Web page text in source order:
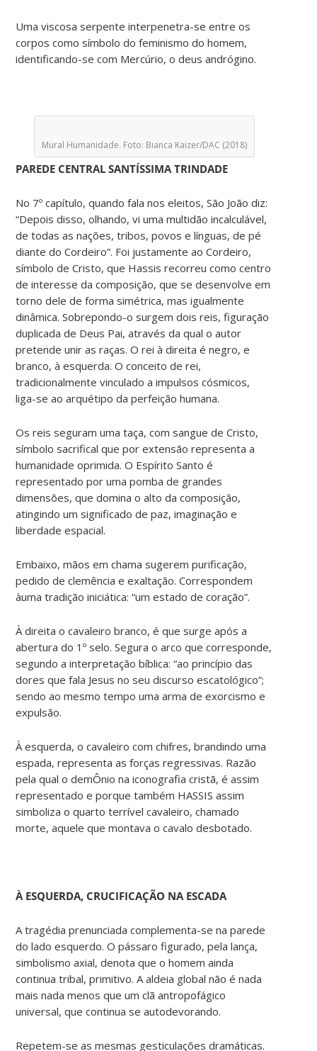
Uma viscosa serpente interpenetra-se entre os
corpos como símbolo do feminismo do homem,
identificando-se com Mercúrio, o deus andrógino.
Mural Humanidade. Foto: Bianca Kaizer/DAC (2018)
PAREDE CENTRAL SANTÍSSIMA TRINDADE
No 7º capítulo, quando fala nos eleitos, São João diz:
“Depois disso, olhando, vi uma multidão incalculável,
de todas as nações, tribos, povos e línguas, de pé
diante do Cordeiro”. Foi justamente ao Cordeiro,
símbolo de Cristo, que Hassis recorreu como centro
de interesse da composição, que se desenvolve em
torno dele de forma simétrica, mas igualmente
dinâmica. Sobrepondo-o surgem dois reis, figuração
duplicada de Deus Pai, através da qual o autor
pretende unir as raças. O rei à direita é negro, e
branco, à esquerda. O conceito de rei,
tradicionalmente vinculado a impulsos cósmicos,
liga-se ao arquétipo da perfeição humana.
Os reis seguram uma taça, com sangue de Cristo,
símbolo sacrifical que por extensão representa a
humanidade oprimida. O Espírito Santo é
representado por uma pomba de grandes
dimensões, que domina o alto da composição,
atingindo um significado de paz, imaginação e
liberdade espacial.
Embaixo, mãos em chama sugerem purificação,
pedido de clemência e exaltação. Correspondem
àuma tradição iniciática: “um estado de coração”.
À direita o cavaleiro branco, é que surge após a
abertura do 1º selo. Segura o arco que corresponde,
segundo a interpretação bíblica: “ao princípio das
dores que fala Jesus no seu discurso escatológico”;
sendo ao mesmo tempo uma arma de exorcismo e
expulsão.
À esquerda, o cavaleiro com chifres, brandindo uma
espada, representa as forças regressivas. Razão
pela qual o demÔnio na iconografia cristã, é assim
representado e porque também HASSIS assim
simboliza o quarto terrível cavaleiro, chamado
morte, aquele que montava o cavalo desbotado.
À ESQUERDA, CRUCIFICAÇÃO NA ESCADA
A tragédia prenunciada complementa-se na parede
do lado esquerdo. O pássaro figurado, pela lança,
simbolismo axial, denota que o homem ainda
continua tribal, primitivo. A aldeia global não é nada
mais nada menos que um clã antropofágico
universal, que continua se autodevorando.
Repetem-se as mesmas gesticulações dramáticas.